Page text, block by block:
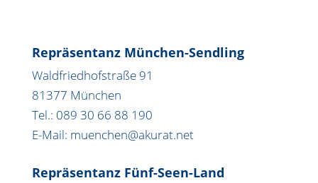
Repräsentanz München-Sendling
Waldfriedhofstraße 91
81377 München
Tel.: 089 30 66 88 190
E-Mail: muenchen@akurat.net
Repräsentanz Fünf-Seen-Land